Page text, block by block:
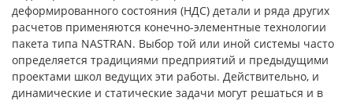
деформированного состояния (НДС) детали и ряда других
расчетов применяются конечно-элементные технологии
пакета типа NASTRAN. Выбор той или иной системы часто
определяется традициями предприятий и предыдущими
проектами школ ведущих эти работы. Действительно, и
динамические и статические задачи могут решаться и в